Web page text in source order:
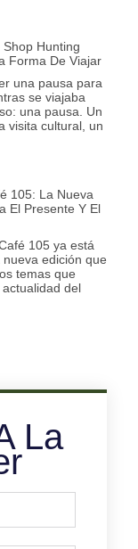
Shop Hunting
Forma De Viajar
una pausa para
se viajaba
una pausa. Un
visita cultural, un
105: La Nueva
El Presente Y El
105 ya está
edición que
temas que
del
La